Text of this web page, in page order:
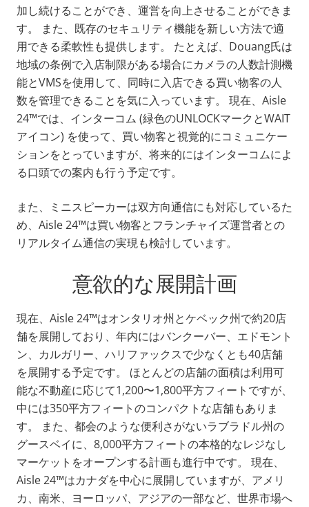
加し続けることができ、運営を向上させることができま
す。 また、既存のセキュリティ機能を新しい方法で適
用できる柔軟性も提供します。 たとえば、Douang氏は
地域の条例で入店制限がある場合にカメラの人数計測機
能とVMSを使用して、同時に入店できる買い物客の人
数を管理できることを気に入っています。 現在、Aisle
24™では、インターコム (緑色のUNLOCKマークとWAIT
アイコン) を使って、買い物客と視覚的にコミュニケー
ションをとっていますが、将来的にはインターコムによ
る口頭での案内も行う予定です。
また、ミニスピーカーは双方向通信にも対応しているた
め、Aisle 24™は買い物客とフランチャイズ運営者との
リアルタイム通信の実現も検討しています。
意欲的な展開計画
現在、Aisle 24™はオンタリオ州とケベック州で約20店
舗を展開しており、年内にはバンクーバー、エドモント
ン、カルガリー、ハリファックスで少なくとも40店舗
を展開する予定です。 ほとんどの店舗の面積は利用可
能な不動産に応じて1,200〜1,800平方フィートですが、
中には350平方フィートのコンパクトな店舗もありま
す。 また、都会のような便利さがないラブラドル州の
グースベイに、8,000平方フィートの本格的なレジなし
マーケットをオープンする計画も進行中です。 現在、
Aisle 24™はカナダを中心に展開していますが、アメリ
カ、南米、ヨーロッパ、アジアの一部など、世界市場へ